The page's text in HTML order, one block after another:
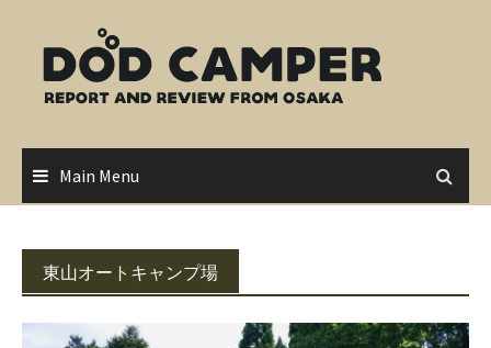
content
Main Menu
東山オートキャンプ場